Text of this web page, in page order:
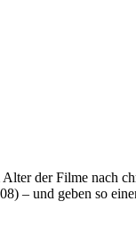
der Filme nach
– und geben so